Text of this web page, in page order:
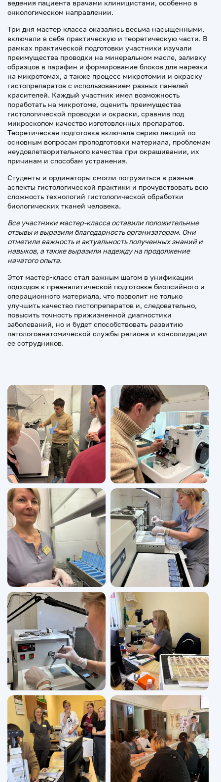
ведения пациента врачами клиницистами, особенно в
онкологическом направлении.
Три дня мастер класса оказались весьма насыщенными,
включали в себя практическую и теоретическую части. В
рамках практической подготовки участники изучали
преимущества проводки на минеральном масле, заливку
образцов в парафин и формирование блоков для нарезки
на микротомах, а также процесс микротомии и окраску
гистопрепаратов с использованием разных панелей
красителей. Каждый участник имел возможность
поработать на микротоме, оценить преимущества
гистологической проводки и окраски, сравнив под
микроскопом качество изготовленных препаратов.
Теоретическая подготовка включала серию лекций по
основным вопросам проподготовки материала, проблемам
неудовлетворительного качества при окрашивании, их
причинам и способам устранения.
Студенты и ординаторы смогли погрузиться в разные
аспекты гистологической практики и прочувствовать всю
сложность технологий гистологической обработки
биологических тканей человека.
Все участники мастер-класса оставили положительные
отзывы и выразили благодарность организаторам. Они
отметили важность и актуальность полученных знаний и
навыков, а также выразили надежду на продолжение
начатого опыта.
Этот мастер-класс стал важным шагом в унификации
подходов к преаналитической подготовке биопсийного и
операционного материала, что позволит не только
улучшить качество гистопрепаратов и, следовательно,
повысить точность прижизненной диагностики
заболеваний, но и будет способствовать развитию
патологоанатомической службы региона и консолидации
ее сотрудников.